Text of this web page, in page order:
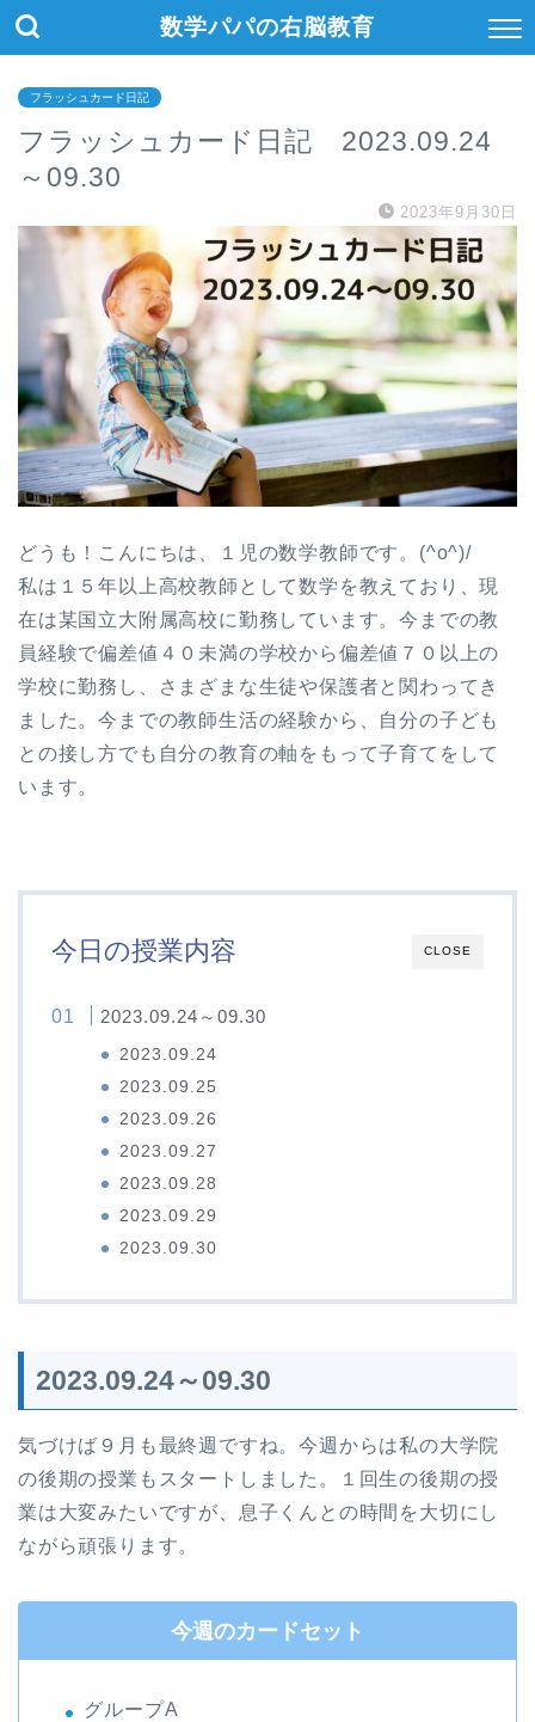
数学パパの右脳教育
フラッシュカード日記
フラッシュカード日記 2023.09.24
～09.30
2023年9月30日
どうも！こんにちは、１児の数学教師です。(^o^)/
私は１５年以上高校教師として数学を教えており、現
在は某国立大附属高校に勤務しています。今までの教
員経験で偏差値４０未満の学校から偏差値７０以上の
学校に勤務し、さまざまな生徒や保護者と関わってき
ました。今までの教師生活の経験から、自分の子ども
との接し方でも自分の教育の軸をもって子育てをして
います。
CLOSE
今日の授業内容
2023.09.24～09.30
2023.09.24
2023.09.25
2023.09.26
2023.09.27
2023.09.28
2023.09.29
2023.09.30
2023.09.24～09.30
気づけば９月も最終週ですね。今週からは私の大学院
の後期の授業もスタートしました。１回生の後期の授
業は大変みたいですが、息子くんとの時間を大切にし
ながら頑張ります。
今週のカードセット
グループA